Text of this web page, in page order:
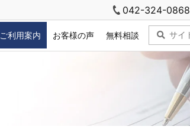
ご利用案内 お客様の声 無料相談
042-324-0868